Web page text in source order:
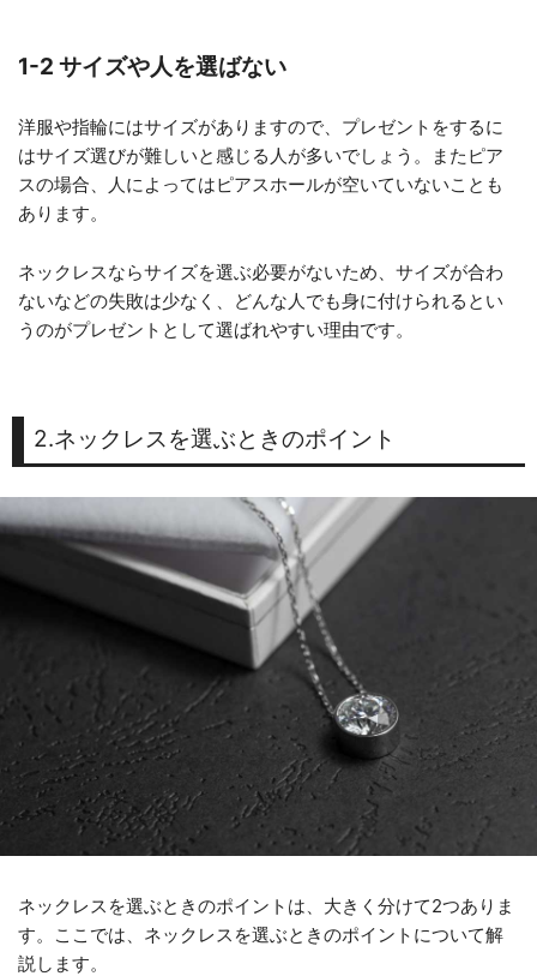
1-2 サイズや人を選ばない
洋服や指輪にはサイズがありますので、プレゼントをするに
はサイズ選びが難しいと感じる人が多いでしょう。またピア
スの場合、人によってはピアスホールが空いていないことも
あります。
ネックレスならサイズを選ぶ必要がないため、サイズが合わ
ないなどの失敗は少なく、どんな人でも身に付けられるとい
うのがプレゼントとして選ばれやすい理由です。
2.ネックレスを選ぶときのポイント
ネックレスを選ぶときのポイントは、大きく分けて2つありま
す。ここでは、ネックレスを選ぶときのポイントについて解
説します。